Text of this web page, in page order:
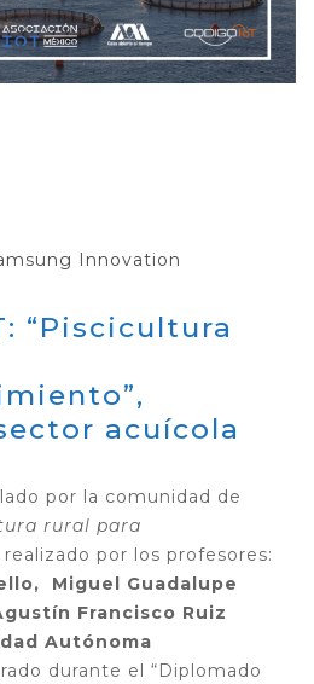
Innovation
“Piscicultura
acuícola
por la comunidad de
rural para
realizado por los profesores:
, Miguel Guadalupe
Francisco Ruiz
Autónoma
durante el “Diplomado